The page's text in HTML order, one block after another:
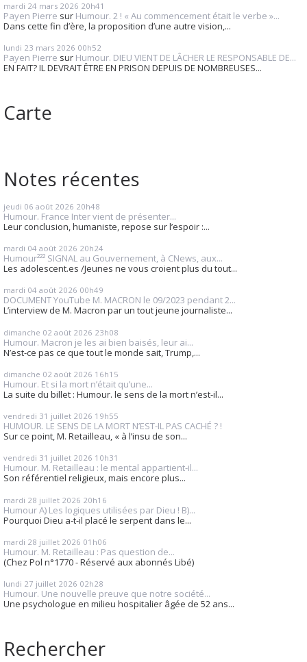
mardi 24 mars 2026 20h41
Payen Pierre sur Humour. 2 ! « Au commencement était le verbe »...
Dans cette fin d’ère, la proposition d’une autre vision,...
lundi 23 mars 2026 00h52
Payen Pierre sur Humour. DIEU VIENT DE LÂCHER LE RESPONSABLE DE...
EN FAIT? IL DEVRAIT ÊTRE EN PRISON DEPUIS DE NOMBREUSES...
Carte
Notes récentes
jeudi 06 août 2026 20h48
Humour. France Inter vient de présenter...
Leur conclusion, humaniste, repose sur l’espoir :...
mardi 04 août 2026 20h24
Humour²²² SIGNAL au Gouvernement, à CNews, aux...
Les adolescent.es /Jeunes ne vous croient plus du tout...
mardi 04 août 2026 00h49
DOCUMENT YouTube M. MACRON le 09/2023 pendant 2...
L’interview de M. Macron par un tout jeune journaliste...
dimanche 02 août 2026 23h08
Humour. Macron je les ai bien baisés, leur ai...
N’est-ce pas ce que tout le monde sait, Trump,...
dimanche 02 août 2026 16h15
Humour. Et si la mort n’était qu’une...
La suite du billet : Humour. le sens de la mort n’est-il...
vendredi 31 juillet 2026 19h55
HUMOUR. LE SENS DE LA MORT N’EST-IL PAS CACHÉ ? !
Sur ce point, M. Retailleau, « à l’insu de son...
vendredi 31 juillet 2026 10h31
Humour. M. Retailleau : le mental appartient-il...
Son référentiel religieux, mais encore plus...
mardi 28 juillet 2026 20h16
Humour A) Les logiques utilisées par Dieu ! B)...
Pourquoi Dieu a-t-il placé le serpent dans le...
mardi 28 juillet 2026 01h06
Humour. M. Retailleau : Pas question de...
(Chez Pol n°1770 - Réservé aux abonnés Libé)
lundi 27 juillet 2026 02h28
Humour. Une nouvelle preuve que notre société...
Une psychologue en milieu hospitalier âgée de 52 ans...
Rechercher